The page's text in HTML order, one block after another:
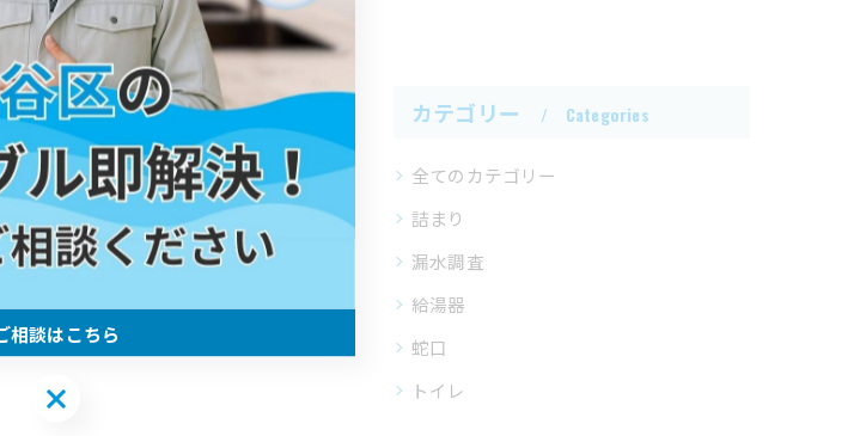
#洗面台 #詰まり
カテゴリー Categories
全てのカテゴリー
詰まり
漏水調査
給湯器
蛇口
トイレ
ご相談はこちら
相談はこちら